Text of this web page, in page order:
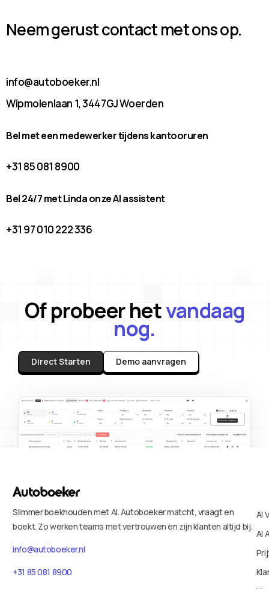
Neem gerust contact met ons op.
info@autoboeker.nl
Wipmolenlaan 1, 3447GJ Woerden
Bel met een medewerker tijdens kantooruren
+31 85 081 8900
Bel 24/7 met Linda onze AI assistent
+31 97 010 222 336
Of probeer hetvandaag
nog.
Direct Starten Demo aanvragen
Slimmer boekhouden met AI. Autoboeker matcht, vraagt en
boekt. Zo werken teams met vertrouwen en zijn klanten altijd bij.
info@autoboeker.nl
+31 85 081 8900
AI
AI